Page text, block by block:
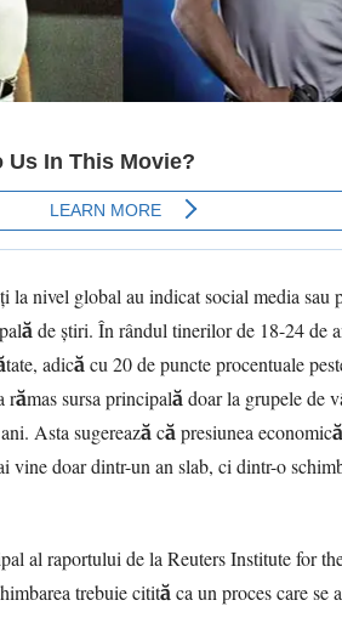
la nivel global au indicat social media sau
de știri. În rândul tinerilor de 18-24 de
adică cu 20 de puncte procentuale
rămas sursa principală doar la grupele de
Asta sugerează că presiunea
vine doar dintr-un an slab, ci dintr-o
al raportului de la Reuters Institute for
trebuie citită ca un proces care se